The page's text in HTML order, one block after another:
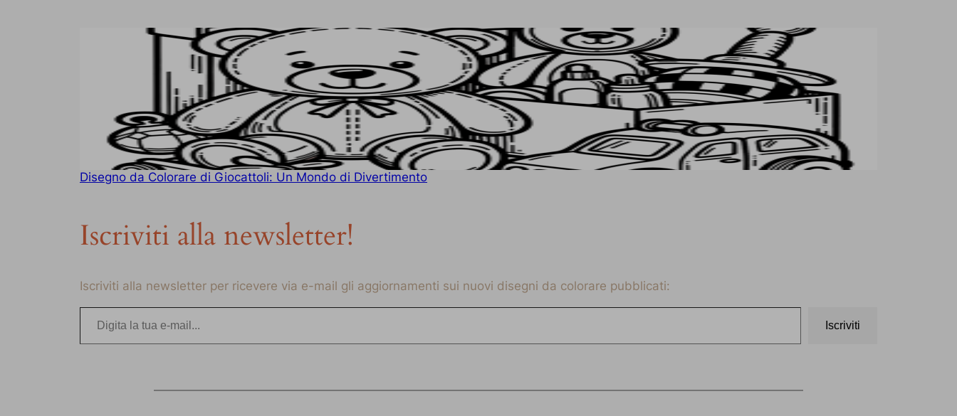
Disegno da Colorare di Giocattoli: Un Mondo di Divertimento
Iscriviti alla newsletter!
Iscriviti alla newsletter per ricevere via e-mail gli aggiornamenti sui nuovi disegni da colorare pubblicati:
Digita la tua e-mail…
Iscriviti